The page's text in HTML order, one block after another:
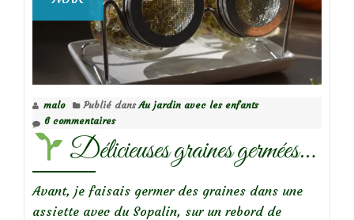
malo Publié dansAu jardin avec les enfants
6 commentaires
Délicieuses graines germées…
Avant, je faisais germer des graines dans une
assiette avec du Sopalin, sur un rebord de